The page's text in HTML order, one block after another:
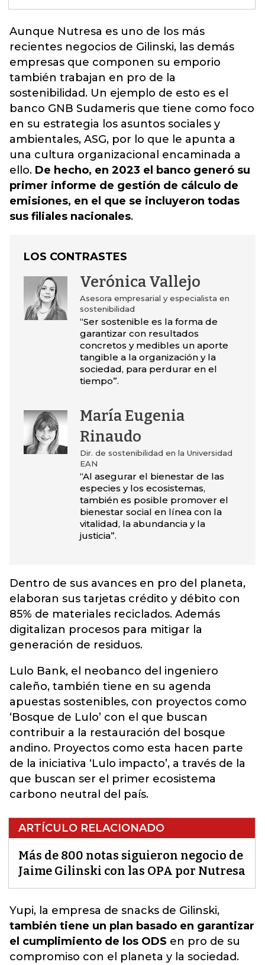
Aunque Nutresa es uno de los más
recientes negocios de Gilinski, las demás
empresas que componen su emporio
también trabajan en pro de la
sostenibilidad. Un ejemplo de esto es el
banco GNB Sudameris que tiene como foco
en su estrategia los asuntos sociales y
ambientales, ASG, por lo que le apunta a
una cultura organizacional encaminada a
ello. De hecho, en 2023 el banco generó su
primer informe de gestión de cálculo de
emisiones, en el que se incluyeron todas
sus filiales nacionales.
LOS CONTRASTES
Verónica Vallejo
Asesora empresarial y especialista en
sostenibilidad
“Ser sostenible es la forma de
garantizar con resultados
concretos y medibles un aporte
tangible a la organización y la
sociedad, para perdurar en el
tiempo”.
María Eugenia
Rinaudo
Dir. de sostenibilidad en la Universidad
EAN
“Al asegurar el bienestar de las
especies y los ecosistemas,
también es posible promover el
bienestar social en línea con la
vitalidad, la abundancia y la
justicia”.
Dentro de sus avances en pro del planeta,
elaboran sus tarjetas crédito y débito con
85% de materiales reciclados. Además
digitalizan procesos para mitigar la
generación de residuos.
Lulo Bank, el neobanco del ingeniero
caleño, también tiene en su agenda
apuestas sostenibles, con proyectos como
‘Bosque de Lulo’ con el que buscan
contribuir a la restauración del bosque
andino. Proyectos como esta hacen parte
de la iniciativa ‘Lulo impacto’, a través de la
que buscan ser el primer ecosistema
carbono neutral del país.
ARTÍCULO RELACIONADO
Más de 800 notas siguieron negocio de
Jaime Gilinski con las OPA por Nutresa
Yupi, la empresa de snacks de Gilinski,
también tiene un plan basado en garantizar
el cumplimiento de los ODS en pro de su
compromiso con el planeta y la sociedad.